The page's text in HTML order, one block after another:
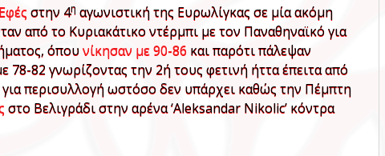
στην 4η αγωνιστική της Ευρωλίγκας σε μία ακόμη
από το Κυριακάτικο ντέρμπι με τον Παναθηναϊκό για
όπουνίκησαν με 90-86 και παρότι πάλεψαν
78-82 γνωρίζοντας την 2ή τους φετινή ήττα έπειτα από
περισυλλογή ωστόσο δεν υπάρχει καθώς την Πέμπτη
στο Βελιγράδι στην αρένα ‘Aleksandar Nikolic’ κόντρα